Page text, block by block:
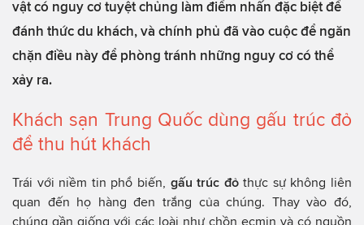
vật có nguy cơ tuyệt chủng làm điểm nhấn đặc biệt để
đánh thức du khách, và chính phủ đã vào cuộc để ngăn
chặn điều này để phòng tránh những nguy cơ có thể
xảy ra.
Khách sạn Trung Quốc dùng gấu trúc đỏ
để thu hút khách
Trái với niềm tin phổ biến, gấu trúc đỏthực sự không liên
quan đến họ hàng đen trắng của chúng. Thay vào đó,
chúng gần giống với các loài như chồn ecmin và có nguồn